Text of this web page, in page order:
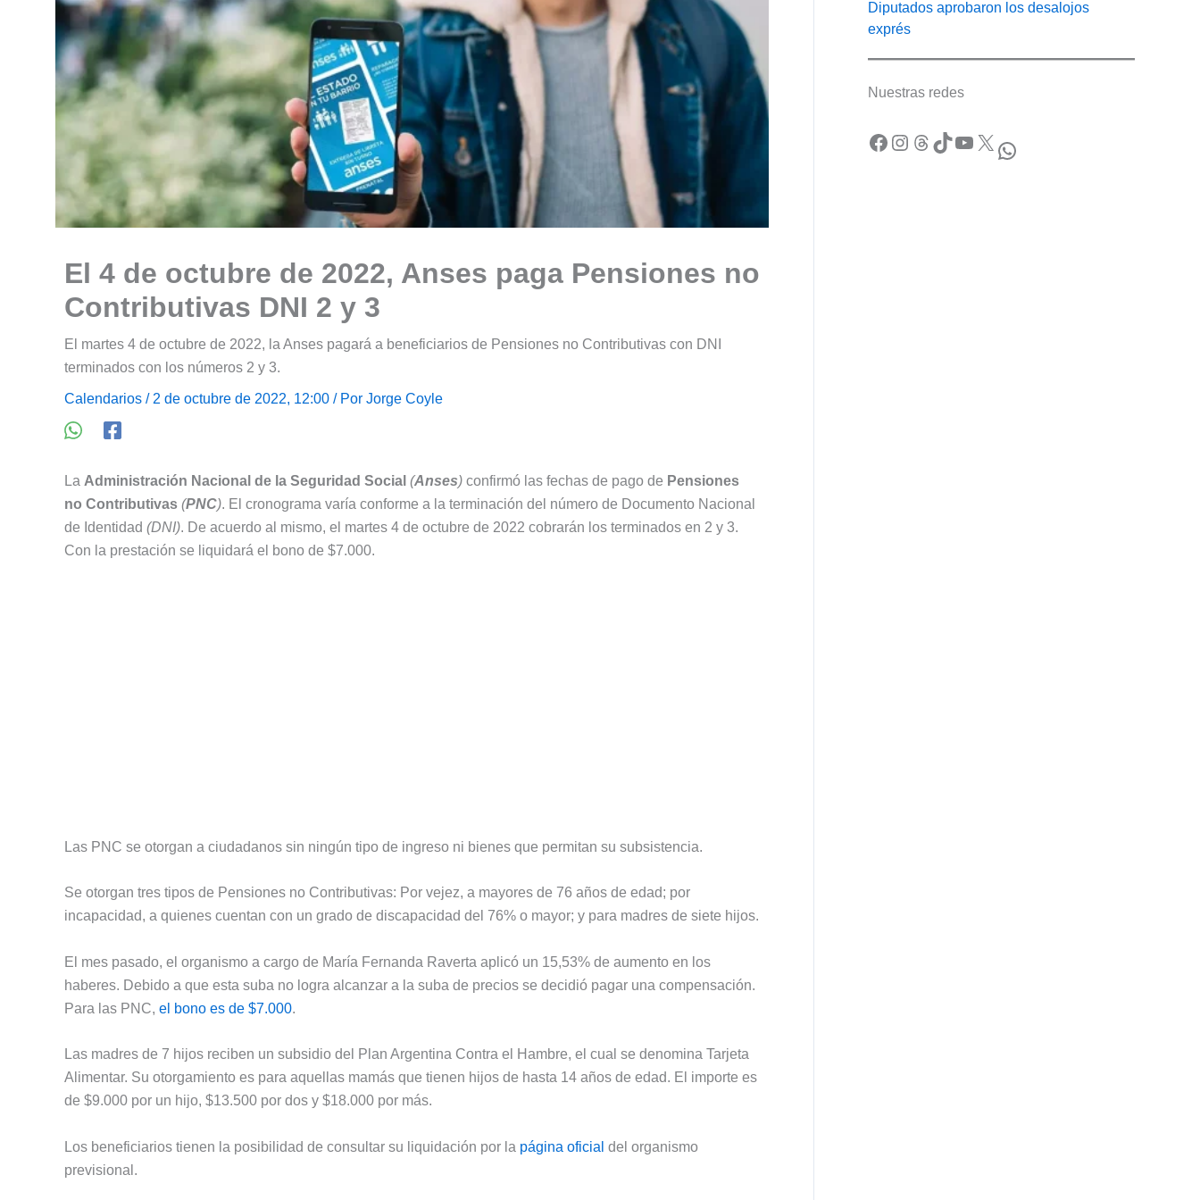
El 4 de octubre de 2022, Anses paga Pensiones no
Contributivas DNI 2 y 3
El martes 4 de octubre de 2022, la Anses pagará a beneficiarios de Pensiones no Contributivas con DNI
terminados con los números 2 y 3.
Calendarios / 2 de octubre de 2022, 12:00 / Por Jorge Coyle
La Administración Nacional de la Seguridad Social (Anses) confirmó las fechas de pago de Pensiones
no Contributivas (PNC). El cronograma varía conforme a la terminación del número de Documento Nacional
de Identidad (DNI). De acuerdo al mismo, el martes 4 de octubre de 2022 cobrarán los terminados en 2 y 3.
Con la prestación se liquidará el bono de $7.000.
Las PNC se otorgan a ciudadanos sin ningún tipo de ingreso ni bienes que permitan su subsistencia.
Se otorgan tres tipos de Pensiones no Contributivas: Por vejez, a mayores de 76 años de edad; por
incapacidad, a quienes cuentan con un grado de discapacidad del 76% o mayor; y para madres de siete hijos.
El mes pasado, el organismo a cargo de María Fernanda Raverta aplicó un 15,53% de aumento en los
haberes. Debido a que esta suba no logra alcanzar a la suba de precios se decidió pagar una compensación.
Para las PNC, el bono es de $7.000.
Las madres de 7 hijos reciben un subsidio del Plan Argentina Contra el Hambre, el cual se denomina Tarjeta
Alimentar. Su otorgamiento es para aquellas mamás que tienen hijos de hasta 14 años de edad. El importe es
de $9.000 por un hijo, $13.500 por dos y $18.000 por más.
Los beneficiarios tienen la posibilidad de consultar su liquidación por la página oficial del organismo
previsional.
Diputados aprobaron los desalojos
exprés
Nuestras redes
Facebook Instagram Threads TikTok YouTube X WhatsApp